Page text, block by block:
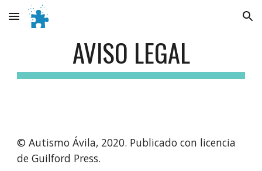
Skip to main content Skip to navigation
AVISO LEGAL
© Autismo Ávila, 2020. Publicado con licencia
de Guilford Press.